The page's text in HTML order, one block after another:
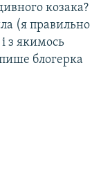
козака?
(я правильно
з якимось
блогерка